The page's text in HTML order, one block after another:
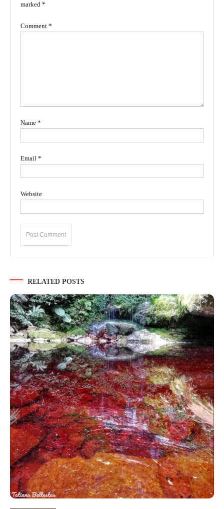
marked *
Comment *
Name *
Email *
Website
RELATED POSTS